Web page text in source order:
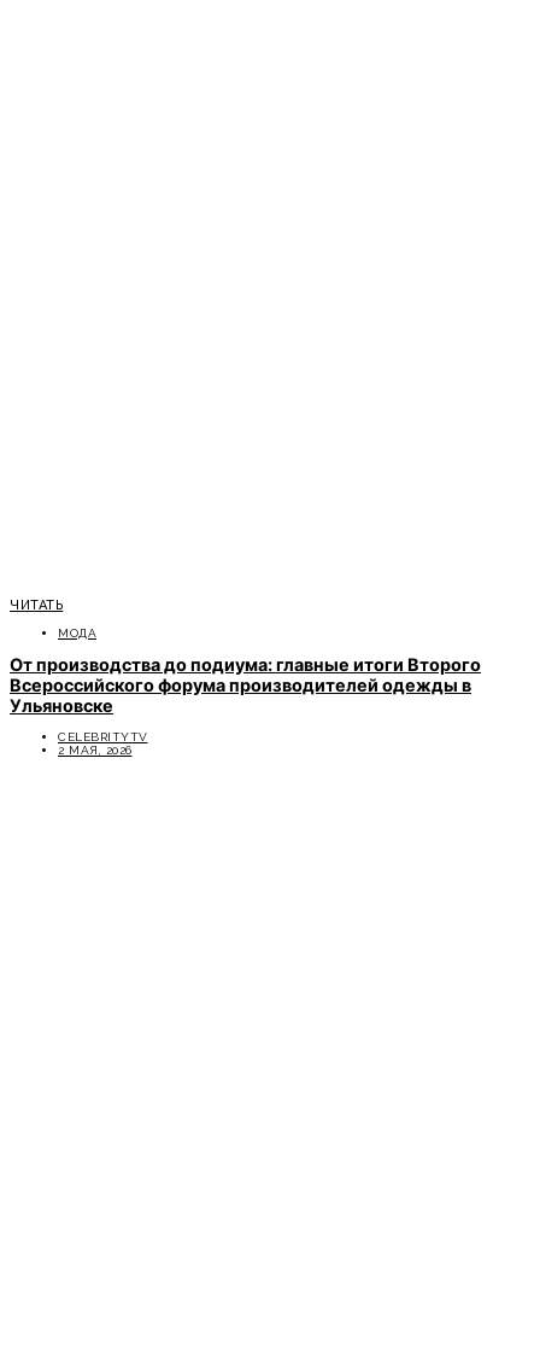
ЧИТАТЬ
МОДА
От производства до подиума: главные итоги Второго
Всероссийского форума производителей одежды в
Ульяновске
CELEBRITYTV
2 МАЯ, 2026